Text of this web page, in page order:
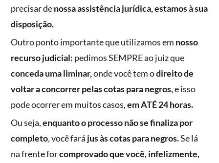
precisar denossa assistência jurídica, estamos à sua
disposição.
Outro ponto importante que utilizamos em nosso
recurso judicial: pedimos SEMPRE ao juiz que
conceda uma liminar,onde você tem odireito de
voltar a concorrer pelas cotas para negros,e isso
pode ocorrer em muitos casos,em ATÉ 24 horas.
Ou seja,enquanto o processo não se finaliza por
completo, você fará jus às cotas para negros.Se lá
na frente forcomprovado que você, infelizmente,